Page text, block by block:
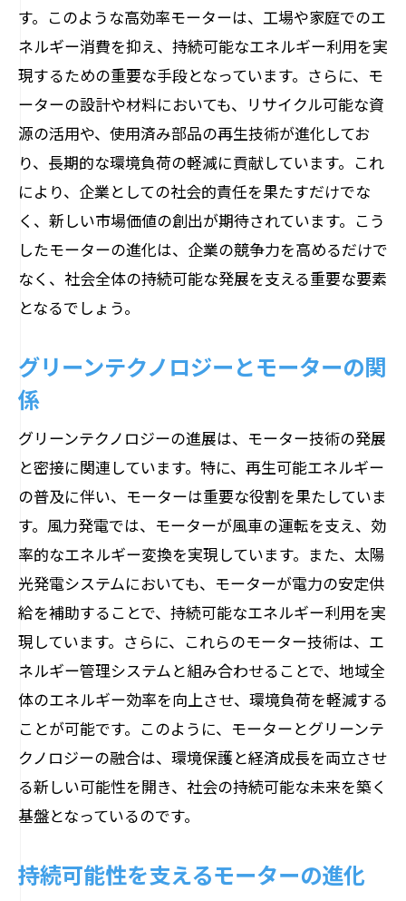
す。このような高効率モーターは、工場や家庭でのエ
ネルギー消費を抑え、持続可能なエネルギー利用を実
現するための重要な手段となっています。さらに、モ
ーターの設計や材料においても、リサイクル可能な資
源の活用や、使用済み部品の再生技術が進化してお
り、長期的な環境負荷の軽減に貢献しています。これ
により、企業としての社会的責任を果たすだけでな
く、新しい市場価値の創出が期待されています。こう
したモーターの進化は、企業の競争力を高めるだけで
なく、社会全体の持続可能な発展を支える重要な要素
となるでしょう。
グリーンテクノロジーとモーターの関
係
グリーンテクノロジーの進展は、モーター技術の発展
と密接に関連しています。特に、再生可能エネルギー
の普及に伴い、モーターは重要な役割を果たしていま
す。風力発電では、モーターが風車の運転を支え、効
率的なエネルギー変換を実現しています。また、太陽
光発電システムにおいても、モーターが電力の安定供
給を補助することで、持続可能なエネルギー利用を実
現しています。さらに、これらのモーター技術は、エ
ネルギー管理システムと組み合わせることで、地域全
体のエネルギー効率を向上させ、環境負荷を軽減する
ことが可能です。このように、モーターとグリーンテ
クノロジーの融合は、環境保護と経済成長を両立させ
る新しい可能性を開き、社会の持続可能な未来を築く
基盤となっているのです。
持続可能性を支えるモーターの進化